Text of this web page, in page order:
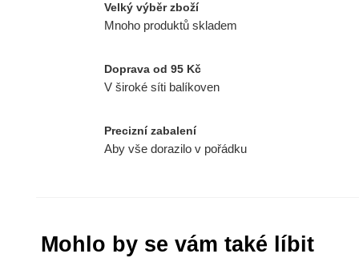
Velký výběr zboží
Mnoho produktů skladem
Doprava od 95 Kč
V široké síti balíkoven
Precizní zabalení
Aby vše dorazilo v pořádku
Mohlo by se vám také líbit